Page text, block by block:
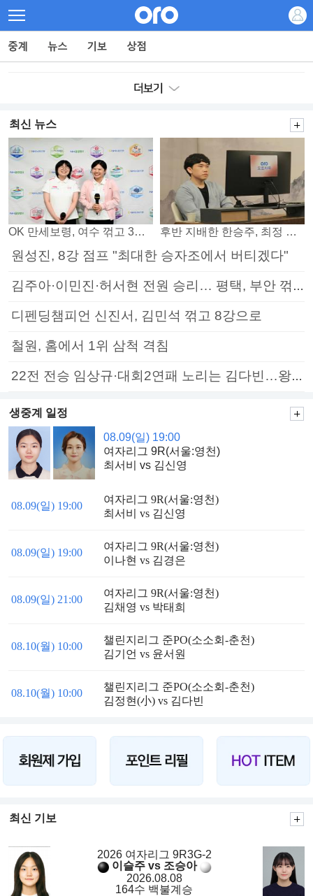
최신 뉴스
OK 만세보령, 여수 꺾고 3연패 탈출 후반 지배한 한승주, 최정 꺾고 8강 진출
원성진, 8강 점프 "최대한 승자조에서 버티겠다"
김주아·이민진·허서현 전원 승리… 평택, 부안 꺾고 5연승
디펜딩챔피언 신진서, 김민석 꺾고 8강으로
철원, 홈에서 1위 삼척 격침
22전 전승 임상규·대회2연패 노리는 김다빈…왕중왕전 16강 7일부터
생중계 일정
08.09(일) 19:00
여자리그 9R(서울:영천)
최서비 vs 김신영
08.09(일) 19:00
여자리그 9R(서울:영천)
최서비 vs 김신영
08.09(일) 19:00
여자리그 9R(서울:영천)
이나현 vs 김경은
08.09(일) 21:00
여자리그 9R(서울:영천)
김채영 vs 박태희
08.10(월) 10:00
챌린지리그 준PO(소소회-춘천)
김기언 vs 윤서원
08.10(월) 10:00
챌린지리그 준PO(소소회-춘천)
김정현(小) vs 김다빈
최신 기보
2026 여자리그 9R3G-2
이슬주 vs 조승아
2026.08.08
164수 백불계승